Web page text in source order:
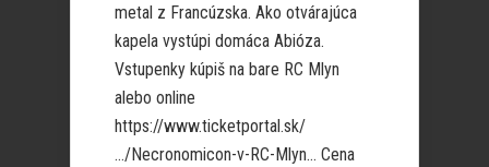
metal z Francúzska. Ako otvárajúca
kapela vystúpi domáca Abióza.
Vstupenky kúpiš na bare RC Mlyn
alebo online
https://www.ticketportal.sk/
…/Necronomicon-v-RC-Mlyn… Cena